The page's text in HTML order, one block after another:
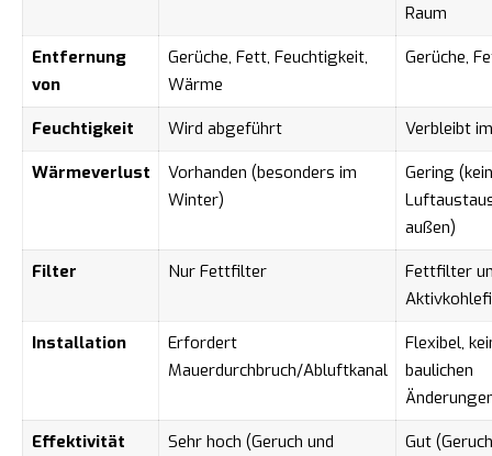
Raum
Entfernung
von
Gerüche, Fett, Feuchtigkeit,
Wärme
Gerüche,
Feuchtigkeit Wird abgeführt
Verbleibt
Wärmeverlust
Vorhanden (besonders im
Winter)
Gering (kein
außen)
Filter
Nur Fettfilter
Fettfilter
Installation
Erfordert
Mauerdurchbruch/Abluftkanal
Flexibel,
baulichen
Effektivität
Sehr hoch (Geruch und
Gut